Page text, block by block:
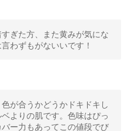
ぎた方、また黄みが気にな
わずもがないいです！
が合うかどうかドキドキし
よりの肌です。色味はぴっ
ー力もあってこの値段でび